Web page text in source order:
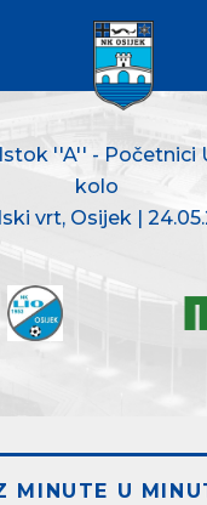
''A'' - Početnici
kolo
vrt, Osijek |
MINUTE U